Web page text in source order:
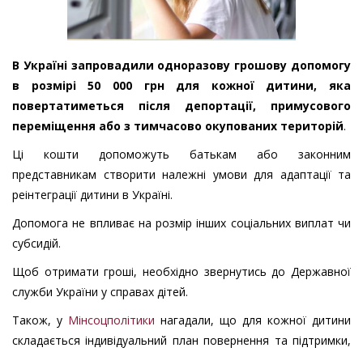
В Україні запровадили одноразову грошову допомогу
в розмірі 50 000 грн для кожної дитини, яка
повертатиметься після депортації, примусового
переміщення або з тимчасово окупованих територій.
Ці кошти допоможуть батькам або законним
представникам створити належні умови для адаптації та
реінтеграції дитини в Україні.
Допомога не впливає на розмір інших соціальних виплат чи
субсидій.
Щоб отримати гроші, необхідно звернутись до Державної
служби України у справах дітей.
Також, у Мінсоцполітики нагадали, що для кожної дитини
складається індивідуальний план повернення та підтримки,